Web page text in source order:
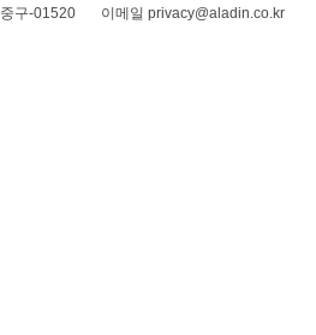
구-01520
이메일 privacy@aladin.co.kr